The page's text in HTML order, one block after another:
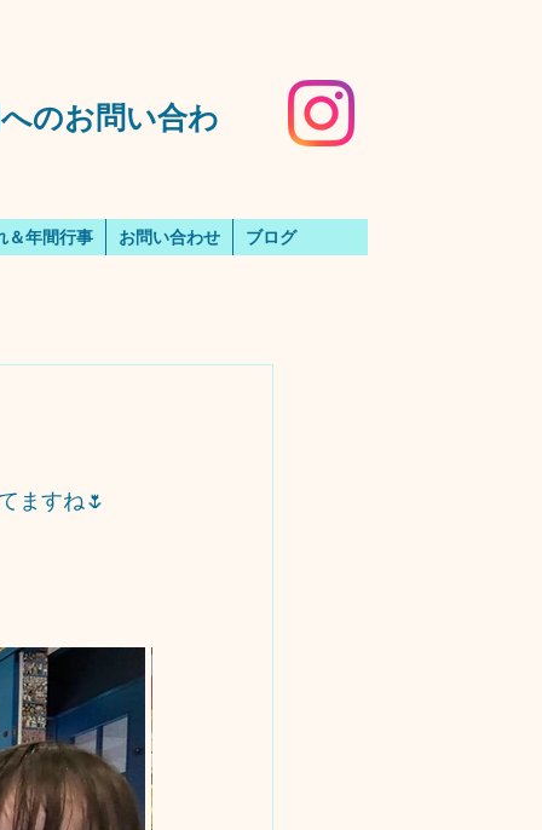
のお問い合わ
＆年間行事 お問い合わせ ブログ
ますね🌷